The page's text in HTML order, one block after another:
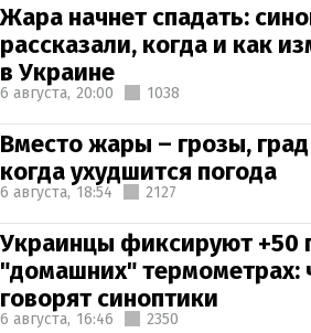
Жара начнет спадать:
рассказали, когда и как
в Украине
6 августа, 20:00 1038
Вместо жары – грозы,
когда ухудшится погода
6 августа, 18:54 2127
Украинцы фиксируют +50
"домашних" термометрах:
говорят синоптики
6 августа, 16:46 2350